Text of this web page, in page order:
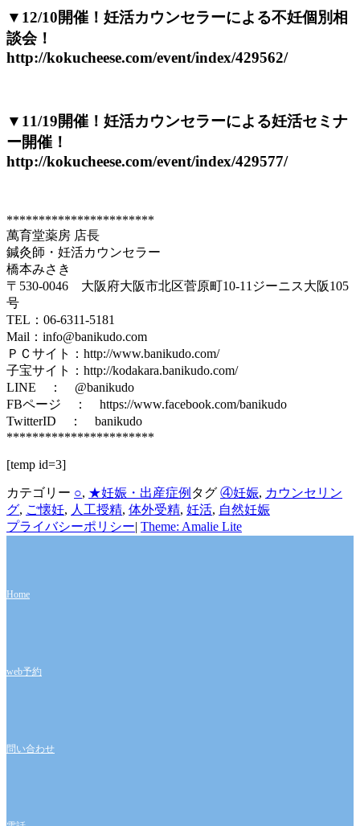
▼12/10開催！妊活カウンセラーによる不妊個別相
談会！
http://kokucheese.com/event/index/429562/
▼11/19開催！妊活カウンセラーによる妊活セミナ
ー開催！
http://kokucheese.com/event/index/429577/
***********************
萬育堂薬房 店長
鍼灸師・妊活カウンセラー
橋本みさき
〒530-0046 大阪府大阪市北区菅原町10-11ジーニス大阪105
号
TEL：06-6311-5181
Mail：info@banikudo.com
ＰＣサイト：http://www.banikudo.com/
子宝サイト：http://kodakara.banikudo.com/
LINE ： @banikudo
FBページ ： https://www.facebook.com/banikudo
TwitterID ： banikudo
***********************
[temp id=3]
カテゴリー ○, ★妊娠・出産症例 タグ ④妊娠, カウンセリン
グ, ご懐妊, 人工授精, 体外受精, 妊活, 自然妊娠
プライバシーポリシー| Theme: Amalie Lite
Home
web予約
問い合わせ